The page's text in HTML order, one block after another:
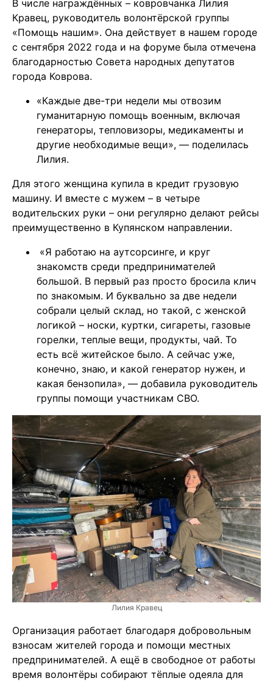
В числе награждённых – ковровчанка Лилия
Кравец, руководитель волонтёрской группы
«Помощь нашим». Она действует в нашем городе
с сентября 2022 года и на форуме была отмечена
благодарностью Совета народных депутатов
города Коврова.
«Каждые две-три недели мы отвозим
гуманитарную помощь военным, включая
генераторы, тепловизоры, медикаменты и
другие необходимые вещи», — поделилась
Лилия.
Для этого женщина купила в кредит грузовую
машину. И вместе с мужем – в четыре
водительских руки – они регулярно делают рейсы
преимущественно в Купянском направлении.
«Я работаю на аутсорсинге, и круг
знакомств среди предпринимателей
большой. В первый раз просто бросила клич
по знакомым. И буквально за две недели
собрали целый склад, но такой, с женской
логикой – носки, куртки, сигареты, газовые
горелки, теплые вещи, продукты, чай. То
есть всё житейское было. А сейчас уже,
конечно, знаю, и какой генератор нужен, и
какая бензопила», — добавила руководитель
группы помощи участникам СВО.
Лилия Кравец
Организация работает благодаря добровольным
взносам жителей города и помощи местных
предпринимателей. А ещё в свободное от работы
время волонтёры собирают тёплые одеяла для